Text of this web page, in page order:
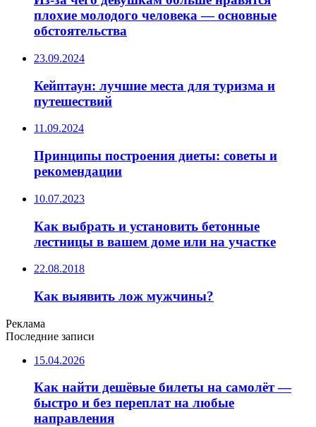
плохие молодого человека — основные
обстоятельства
23.09.2024
Кейптаун: лучшие места для туризма и
путешествий
11.09.2024
Принципы построения диеты: советы и
рекомендации
10.07.2023
Как выбрать и установить бетонные
лестницы в вашем доме или на участке
22.08.2018
Как выявить лож мужчины?
Реклама
Последние записи
15.04.2026
Как найти дешёвые билеты на самолёт —
быстро и без переплат на любые
направления